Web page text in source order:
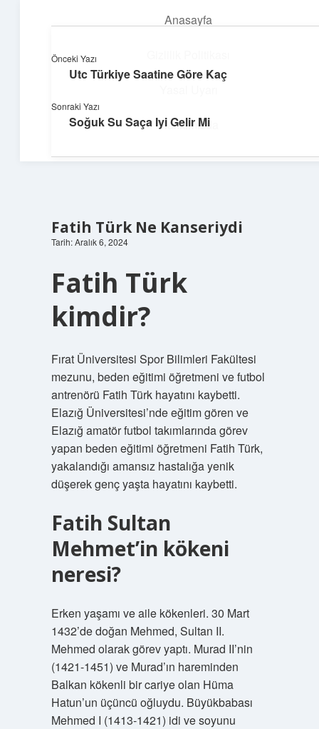
Anasayfa
Hakkımızda
Topluluk ve İlham
Fatih Türk Ne Kanseriydi
Tarih: Aralık 6, 2024
Fatih Türk
kimdir?
Fırat Üniversitesi Spor Bilimleri Fakültesi
mezunu, beden eğitimi öğretmeni ve futbol
antrenörü Fatih Türk hayatını kaybetti.
Elazığ Üniversitesi’nde eğitim gören ve
Elazığ amatör futbol takımlarında görev
yapan beden eğitimi öğretmeni Fatih Türk,
yakalandığı amansız hastalığa yenik
düşerek genç yaşta hayatını kaybetti.
Fatih Sultan
Mehmet’in kökeni
neresi?
Erken yaşamı ve aile kökenleri. 30 Mart
1432’de doğan Mehmed, Sultan II.
Mehmed olarak görev yaptı. Murad II’nin
(1421-1451) ve Murad’ın hareminden
Balkan kökenli bir cariye olan Hüma
Hatun’un üçüncü oğluydu. Büyükbabası
Mehmed I (1413-1421) idi ve soyunu
Önceki Yazı
Utc Türkiye Saatine Göre Kaç
Sonraki Yazı
Soğuk Su Saça Iyi Gelir Mi